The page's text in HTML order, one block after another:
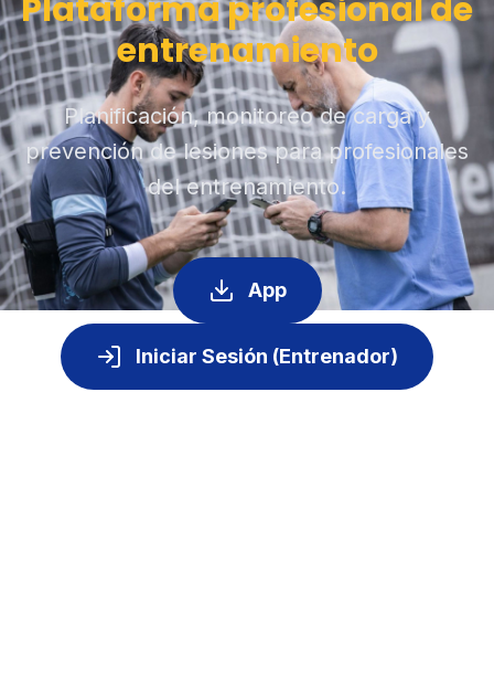
Plataforma profesional de
entrenamiento
Planificación, monitoreo de carga y
prevención de lesiones para profesionales
del entrenamiento.
App
Iniciar Sesión (Entrenador)